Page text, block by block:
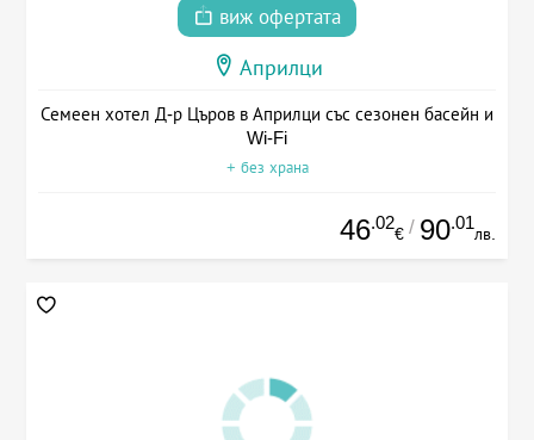
виж офертата
Априлци
Семеен хотел Д-р Църов в Априлци със сезонен басейн и
Wi-Fi
+ без храна
46.02
€ / 90.01
лв.